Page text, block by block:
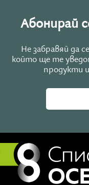
Абонирай
Не забравяй да
който ще те
продукти